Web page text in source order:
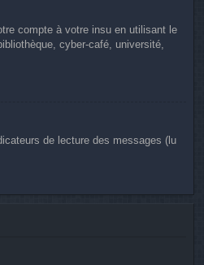
compte à votre insu en utilisant le
cyber-café, université,
de lecture des messages (lu